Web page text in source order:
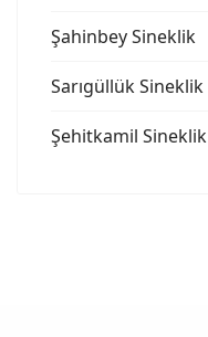
Şahinbey Sineklik
Sarıgüllük Sineklik
Şehitkamil Sineklik